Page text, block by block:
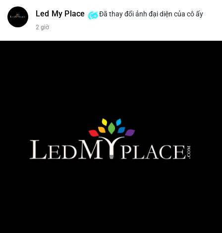
Led My Place Đã thay đổi ảnh đại diện của cô ấy
2 giờ